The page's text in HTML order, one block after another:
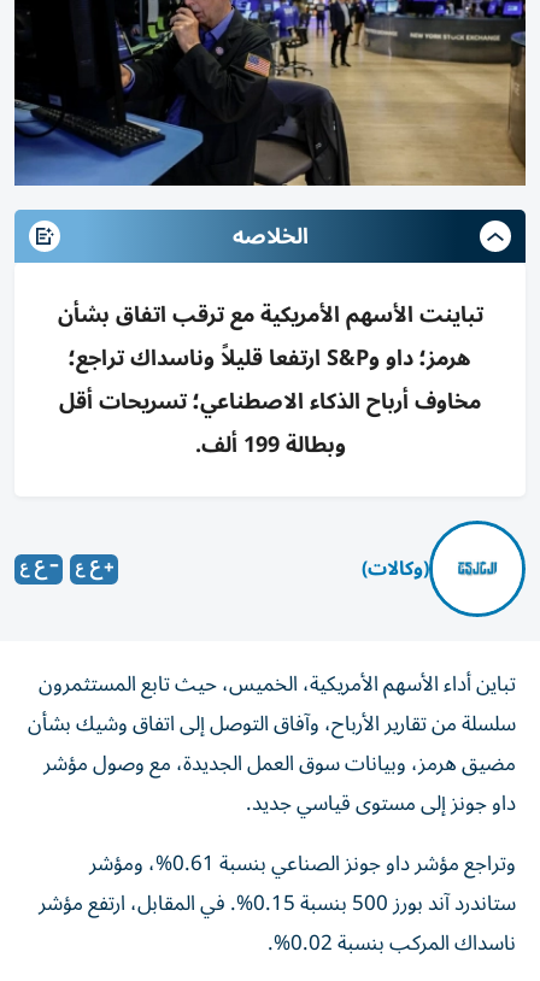
الخلاصه
تباينت الأسهم الأمريكية مع ترقب اتفاق بشأن
هرمز؛ داو وS&P ارتفعا قليلاً وناسداك تراجع؛
مخاوف أرباح الذكاء الاصطناعي؛ تسريحات أقل
وبطالة 199 ألف.
(وكالات)
تباين أداء الأسهم الأمريكية، الخميس، حيث تابع المستثمرون
سلسلة من تقارير الأرباح، وآفاق التوصل إلى اتفاق وشيك بشأن
مضيق هرمز، وبيانات سوق العمل الجديدة، مع وصول مؤشر
داو جونز إلى مستوى قياسي جديد.
وتراجع مؤشر داو جونز الصناعي بنسبة 0.61%، ومؤشر
ستاندرد آند بورز 500 بنسبة 0.15%. في المقابل، ارتفع مؤشر
ناسداك المركب بنسبة 0.02%.